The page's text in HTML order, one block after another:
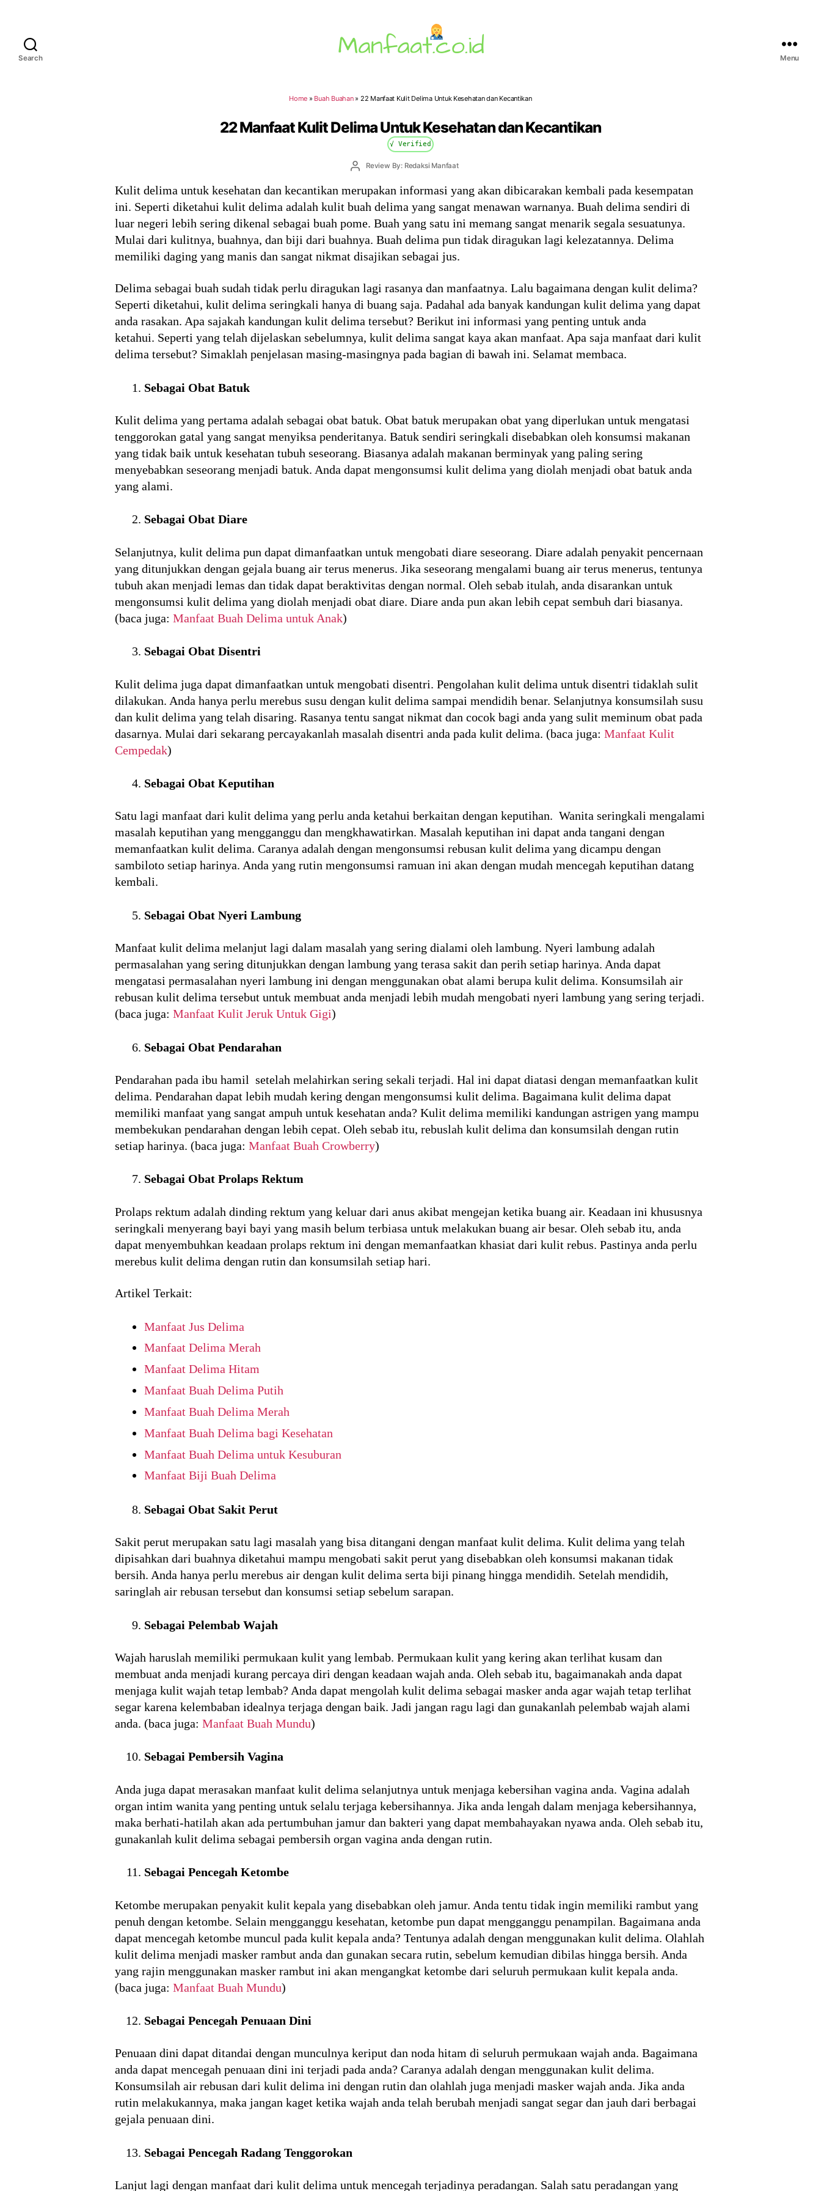
Search Menu
Home » Buah Buahan» 22 Manfaat Kulit Delima Untuk Kesehatan dan Kecantikan
22 Manfaat Kulit Delima Untuk Kesehatan dan Kecantikan
√ Verified
PostReview By: Redaksi Manfaat
Kulit delima untuk kesehatan dan kecantikan merupakan informasi yang akan dibicarakan kembali pada kesempatan
ini. Seperti diketahui kulit delima adalah kulit buah delima yang sangat menawan warnanya. Buah delima sendiri di
luar negeri lebih sering dikenal sebagai buah pome. Buah yang satu ini memang sangat menarik segala sesuatunya.
Mulai dari kulitnya, buahnya, dan biji dari buahnya. Buah delima pun tidak diragukan lagi kelezatannya. Delima
memiliki daging yang manis dan sangat nikmat disajikan sebagai jus.
Delima sebagai buah sudah tidak perlu diragukan lagi rasanya dan manfaatnya. Lalu bagaimana dengan kulit delima?
Seperti diketahui, kulit delima seringkali hanya di buang saja. Padahal ada banyak kandungan kulit delima yang dapat
anda rasakan. Apa sajakah kandungan kulit delima tersebut? Berikut ini informasi yang penting untuk anda
ketahui. Seperti yang telah dijelaskan sebelumnya, kulit delima sangat kaya akan manfaat. Apa saja manfaat dari kulit
delima tersebut? Simaklah penjelasan masing-masingnya pada bagian di bawah ini. Selamat membaca.
Sebagai Obat Batuk
Kulit delima yang pertama adalah sebagai obat batuk. Obat batuk merupakan obat yang diperlukan untuk mengatasi
tenggorokan gatal yang sangat menyiksa penderitanya. Batuk sendiri seringkali disebabkan oleh konsumsi makanan
yang tidak baik untuk kesehatan tubuh seseorang. Biasanya adalah makanan berminyak yang paling sering
menyebabkan seseorang menjadi batuk. Anda dapat mengonsumsi kulit delima yang diolah menjadi obat batuk anda
yang alami.
Sebagai Obat Diare
Selanjutnya, kulit delima pun dapat dimanfaatkan untuk mengobati diare seseorang. Diare adalah penyakit pencernaan
yang ditunjukkan dengan gejala buang air terus menerus. Jika seseorang mengalami buang air terus menerus, tentunya
tubuh akan menjadi lemas dan tidak dapat beraktivitas dengan normal. Oleh sebab itulah, anda disarankan untuk
mengonsumsi kulit delima yang diolah menjadi obat diare. Diare anda pun akan lebih cepat sembuh dari biasanya.
(baca juga: Manfaat Buah Delima untuk Anak)
Sebagai Obat Disentri
Kulit delima juga dapat dimanfaatkan untuk mengobati disentri. Pengolahan kulit delima untuk disentri tidaklah sulit
dilakukan. Anda hanya perlu merebus susu dengan kulit delima sampai mendidih benar. Selanjutnya konsumsilah susu
dan kulit delima yang telah disaring. Rasanya tentu sangat nikmat dan cocok bagi anda yang sulit meminum obat pada
dasarnya. Mulai dari sekarang percayakanlah masalah disentri anda pada kulit delima. (baca juga: Manfaat Kulit
Cempedak)
Sebagai Obat Keputihan
Satu lagi manfaat dari kulit delima yang perlu anda ketahui berkaitan dengan keputihan. Wanita seringkali mengalami
masalah keputihan yang mengganggu dan mengkhawatirkan. Masalah keputihan ini dapat anda tangani dengan
memanfaatkan kulit delima. Caranya adalah dengan mengonsumsi rebusan kulit delima yang dicampu dengan
sambiloto setiap harinya. Anda yang rutin mengonsumsi ramuan ini akan dengan mudah mencegah keputihan datang
kembali.
Sebagai Obat Nyeri Lambung
Manfaat kulit delima melanjut lagi dalam masalah yang sering dialami oleh lambung. Nyeri lambung adalah
permasalahan yang sering ditunjukkan dengan lambung yang terasa sakit dan perih setiap harinya. Anda dapat
mengatasi permasalahan nyeri lambung ini dengan menggunakan obat alami berupa kulit delima. Konsumsilah air
rebusan kulit delima tersebut untuk membuat anda menjadi lebih mudah mengobati nyeri lambung yang sering terjadi.
(baca juga: Manfaat Kulit Jeruk Untuk Gigi)
Sebagai Obat Pendarahan
Pendarahan pada ibu hamil setelah melahirkan sering sekali terjadi. Hal ini dapat diatasi dengan memanfaatkan kulit
delima. Pendarahan dapat lebih mudah kering dengan mengonsumsi kulit delima. Bagaimana kulit delima dapat
memiliki manfaat yang sangat ampuh untuk kesehatan anda? Kulit delima memiliki kandungan astrigen yang mampu
membekukan pendarahan dengan lebih cepat. Oleh sebab itu, rebuslah kulit delima dan konsumsilah dengan rutin
setiap harinya. (baca juga: Manfaat Buah Crowberry)
Sebagai Obat Prolaps Rektum
Prolaps rektum adalah dinding rektum yang keluar dari anus akibat mengejan ketika buang air. Keadaan ini khususnya
seringkali menyerang bayi bayi yang masih belum terbiasa untuk melakukan buang air besar. Oleh sebab itu, anda
dapat menyembuhkan keadaan prolaps rektum ini dengan memanfaatkan khasiat dari kulit rebus. Pastinya anda perlu
merebus kulit delima dengan rutin dan konsumsilah setiap hari.
Artikel Terkait:
Manfaat Jus Delima
Manfaat Delima Merah
Manfaat Delima Hitam
Manfaat Buah Delima Putih
Manfaat Buah Delima Merah
Manfaat Buah Delima bagi Kesehatan
Manfaat Buah Delima untuk Kesuburan
Manfaat Biji Buah Delima
Sebagai Obat Sakit Perut
Sakit perut merupakan satu lagi masalah yang bisa ditangani dengan manfaat kulit delima. Kulit delima yang telah
dipisahkan dari buahnya diketahui mampu mengobati sakit perut yang disebabkan oleh konsumsi makanan tidak
bersih. Anda hanya perlu merebus air dengan kulit delima serta biji pinang hingga mendidih. Setelah mendidih,
saringlah air rebusan tersebut dan konsumsi setiap sebelum sarapan.
Sebagai Pelembab Wajah
Wajah haruslah memiliki permukaan kulit yang lembab. Permukaan kulit yang kering akan terlihat kusam dan
membuat anda menjadi kurang percaya diri dengan keadaan wajah anda. Oleh sebab itu, bagaimanakah anda dapat
menjaga kulit wajah tetap lembab? Anda dapat mengolah kulit delima sebagai masker anda agar wajah tetap terlihat
segar karena kelembaban idealnya terjaga dengan baik. Jadi jangan ragu lagi dan gunakanlah pelembab wajah alami
anda. (baca juga: Manfaat Buah Mundu)
Sebagai Pembersih Vagina
Anda juga dapat merasakan manfaat kulit delima selanjutnya untuk menjaga kebersihan vagina anda. Vagina adalah
organ intim wanita yang penting untuk selalu terjaga kebersihannya. Jika anda lengah dalam menjaga kebersihannya,
maka berhati-hatilah akan ada pertumbuhan jamur dan bakteri yang dapat membahayakan nyawa anda. Oleh sebab itu,
gunakanlah kulit delima sebagai pembersih organ vagina anda dengan rutin.
Sebagai Pencegah Ketombe
Ketombe merupakan penyakit kulit kepala yang disebabkan oleh jamur. Anda tentu tidak ingin memiliki rambut yang
penuh dengan ketombe. Selain mengganggu kesehatan, ketombe pun dapat mengganggu penampilan. Bagaimana anda
dapat mencegah ketombe muncul pada kulit kepala anda? Tentunya adalah dengan menggunakan kulit delima. Olahlah
kulit delima menjadi masker rambut anda dan gunakan secara rutin, sebelum kemudian dibilas hingga bersih. Anda
yang rajin menggunakan masker rambut ini akan mengangkat ketombe dari seluruh permukaan kulit kepala anda.
(baca juga: Manfaat Buah Mundu)
Sebagai Pencegah Penuaan Dini
Penuaan dini dapat ditandai dengan munculnya keriput dan noda hitam di seluruh permukaan wajah anda. Bagaimana
anda dapat mencegah penuaan dini ini terjadi pada anda? Caranya adalah dengan menggunakan kulit delima.
Konsumsilah air rebusan dari kulit delima ini dengan rutin dan olahlah juga menjadi masker wajah anda. Jika anda
rutin melakukannya, maka jangan kaget ketika wajah anda telah berubah menjadi sangat segar dan jauh dari berbagai
gejala penuaan dini.
Sebagai Pencegah Radang Tenggorokan
Lanjut lagi dengan manfaat dari kulit delima untuk mencegah terjadinya peradangan. Salah satu peradangan yang